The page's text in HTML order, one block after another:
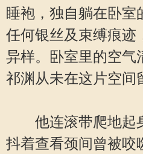
睡袍，独自躺在卧室
任何银丝及束缚痕迹
异样。卧室里的空气
祁渊从未在这片空间
他连滚带爬地起
抖着查看颈间曾被咬